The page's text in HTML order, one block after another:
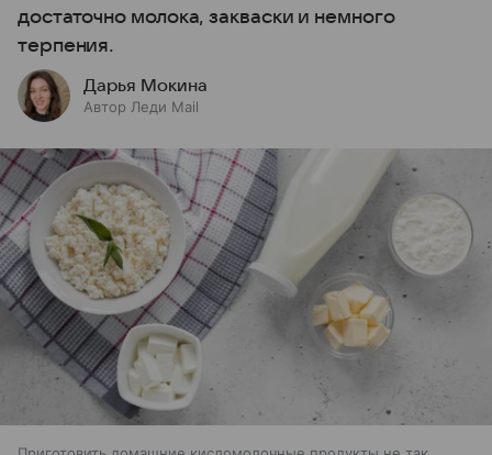
достаточно молока, закваски и немного
терпения.
Дарья Мокина
Автор Леди Mail